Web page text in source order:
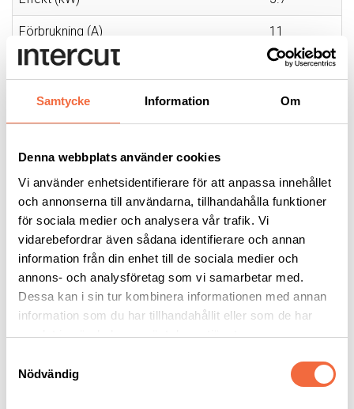
Samtycke Information Om
Denna webbplats använder cookies
Vi använder enhetsidentifierare för att anpassa innehållet
och annonserna till användarna, tillhandahålla funktioner
för sociala medier och analysera vår trafik. Vi
vidarebefordrar även sådana identifierare och annan
information från din enhet till de sociala medier och
annons- och analysföretag som vi samarbetar med.
Dessa kan i sin tur kombinera informationen med annan
information som du har tillhandahållit eller som de har
samlat in när du har använt deras tjänster.
Nödvändig
Förbrukning (A) 11
Dammutsugsanslutning (Ø mm) 100
Storlek (mm)
Vikt (kg) 500
MER INFORMATION
Lars Boström
+46 8 550 512 05
+46 70 515 6928
lars.bostrom@beijerind.se